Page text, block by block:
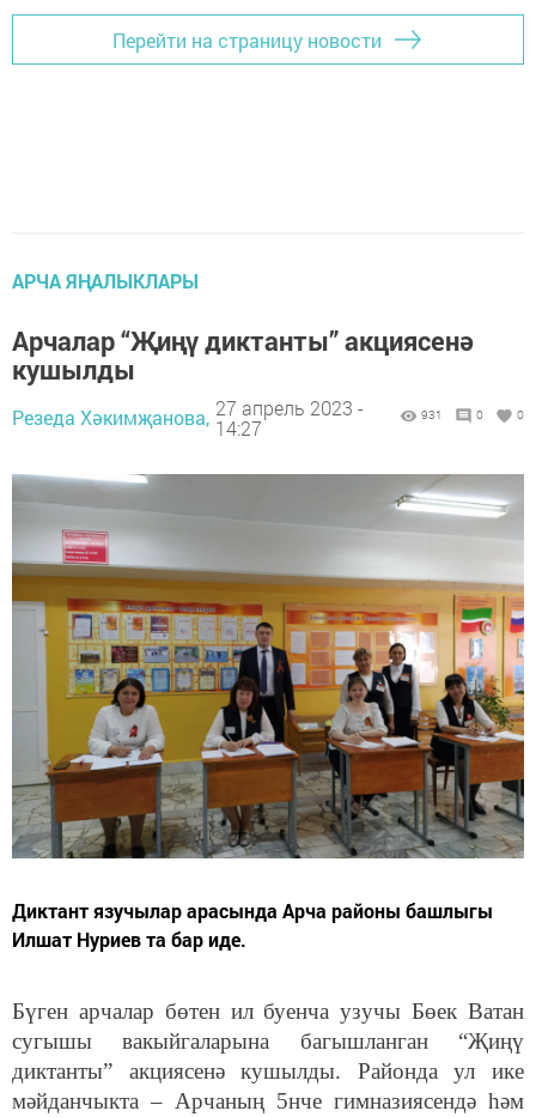
Перейти на страницу новости
АРЧА ЯҢАЛЫКЛАРЫ
Арчалар “Җиңү диктанты” акциясенә
кушылды
Резеда Хәкимҗанова, 27 апрель 2023 -
14:27
931 0 0
Диктант язучылар арасында Арча районы башлыгы
Илшат Нуриев та бар иде.
Бүген арчалар бөтен ил буенча узучы Бөек Ватан
сугышы вакыйгаларына багышланган “Җиңү
диктанты” акциясенә кушылды. Районда ул ике
мәйданчыкта – Арчаның 5нче гимназиясендә һәм